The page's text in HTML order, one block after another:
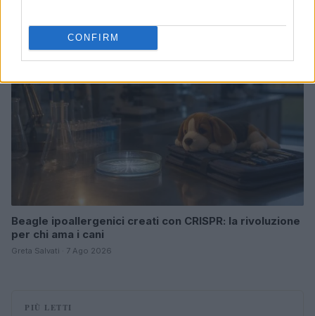
CONFIRM
CANI
Beagle ipoallergenici creati con CRISPR: la rivoluzione
per chi ama i cani
Greta Salvati · 7 Ago 2026
PIÙ LETTI